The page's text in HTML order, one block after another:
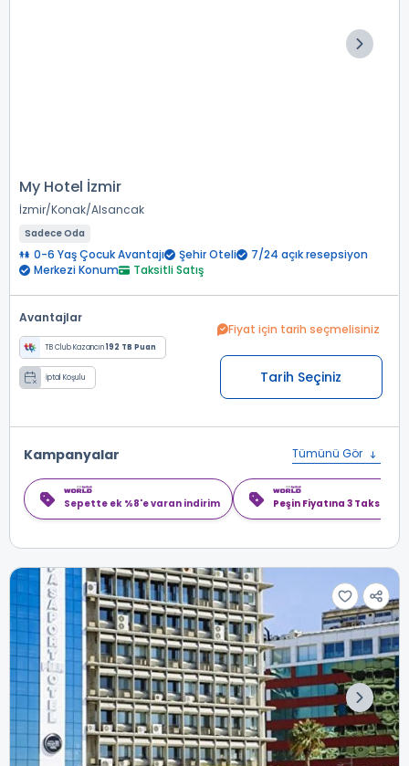
My Hotel İzmir
İzmir Konak Alsancak
Sadece Oda
0-6 Yaş Çocuk Avantajı Şehir Oteli
7/24 açık resepsiyon
Merkezi Konum
Taksitli Satış
Avantajlar
TB Club Kazancın192 TB Puan
İptal Koşulu
Fiyat için tarih seçmelisiniz
Tarih Seçiniz
Kampanyalar Tümünü Gör
Sepette ek %8'e varan indirim Peşin Fiyatına 3 Taksit